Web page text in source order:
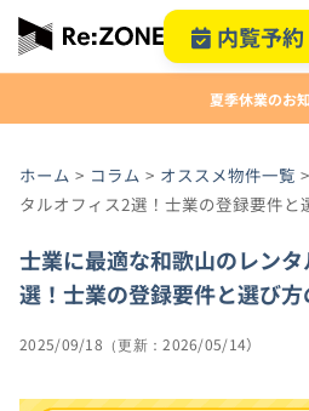
内覧予約
夏季休業のお
ホーム > コラム > オススメ物件一覧 >
タルオフィス2選！士業の登録要件と
士業に最適な和歌山のレン
選！士業の登録要件と選び方
2025/09/18 2026/05/14